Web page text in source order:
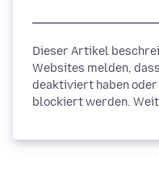
Dieser Artikel
Websites melden,
deaktiviert haben oder
blockiert werden.